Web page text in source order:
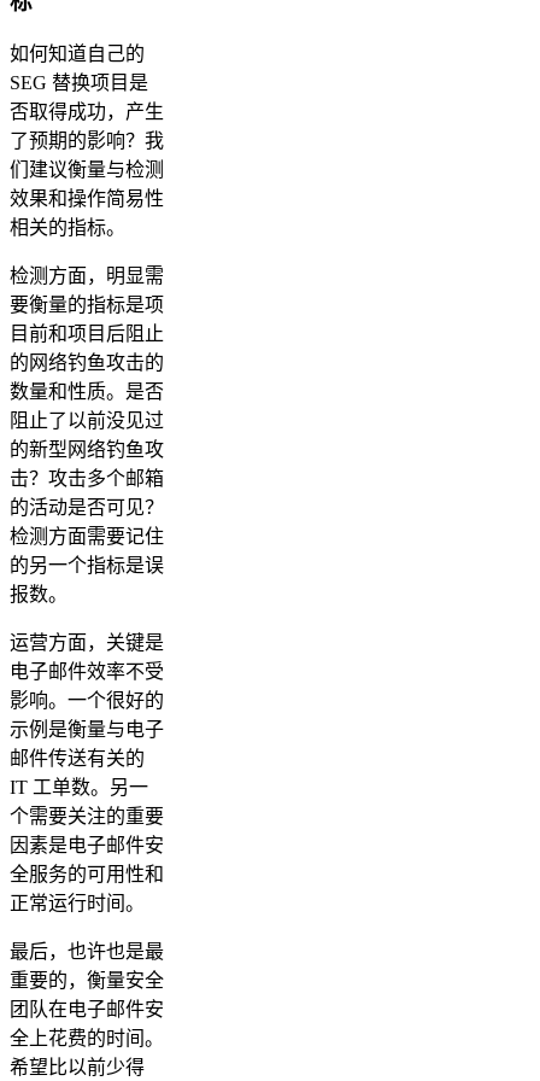
如何知道自己的
SEG 替换项目是
否取得成功，产生
了预期的影响？我
们建议衡量与检测
效果和操作简易性
相关的指标。
检测方面，明显需
要衡量的指标是项
目前和项目后阻止
的网络钓鱼攻击的
数量和性质。是否
阻止了以前没见过
的新型网络钓鱼攻
击？攻击多个邮箱
的活动是否可见？
检测方面需要记住
的另一个指标是误
报数。
运营方面，关键是
电子邮件效率不受
影响。一个很好的
示例是衡量与电子
邮件传送有关的
IT 工单数。另一
个需要关注的重要
因素是电子邮件安
全服务的可用性和
正常运行时间。
最后，也许也是最
重要的，衡量安全
团队在电子邮件安
全上花费的时间。
希望比以前少得